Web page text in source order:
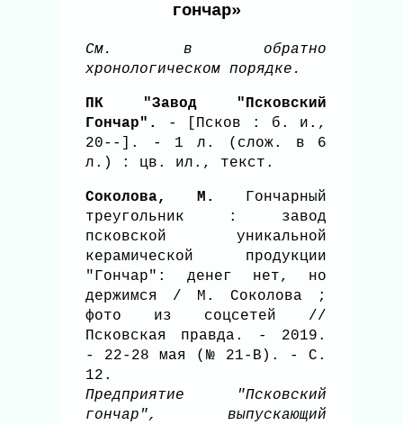
гончар»
См. в обратно
хронологическом порядке.
ПК "Завод "Псковский
Гончар".
- [Псков : б. и.,
20--]. - 1 л. (слож. в 6
л.) : цв. ил., текст.
Соколова, М.
Гончарный
треугольник : завод
псковской уникальной
керамической продукции
"Гончар": денег нет, но
держимся / М. Соколова ;
фото из соцсетей //
Псковская правда. - 2019.
- 22-28 мая (№ 21-В). - С.
12.
Предприятие "Псковский
гончар", выпускающий